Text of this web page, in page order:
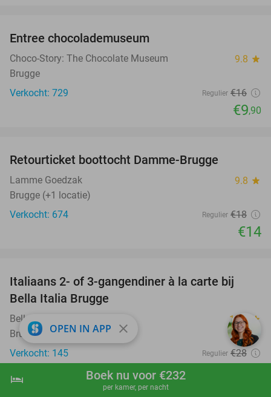
shopping_cart Boek nu
hotel Boek nu voor €232
per kamer, per nacht
Entree chocolademuseum
Choco-Story: The Chocolate Museum 9.8 star
Brugge
Verkocht: 729
Regulier €16
€9,90
Retourticket boottocht Damme-Brugge
Lamme Goedzak 9.8 star
Brugge (+1 locatie)
Verkocht: 674
Regulier €18
€14
Italiaans 2- of 3-gangendiner à la carte bij
Bella Italia Brugge
Bella Italia Brugge 10.0 star
Brugge
Verkocht: 145
Regulier €28
OPEN IN APP close